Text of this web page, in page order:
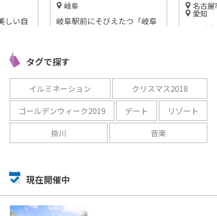
しい自
岐阜
岐阜駅前にそびえたつ「岐阜
名古屋
愛知
コラボ
タグで探す
イルミネーション
クリスマス2018
ゴールデンウィーク2019
デート
リゾート
掛川
音楽
現在開催中